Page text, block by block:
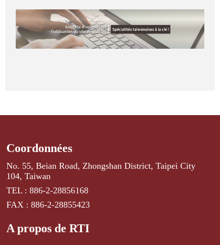
Coordonnées
No. 55, Beian Road, Zhongshan District, Taipei City
104, Taiwan
TEL : 886-2-28856168
FAX : 886-2-28855423
A propos de RTI